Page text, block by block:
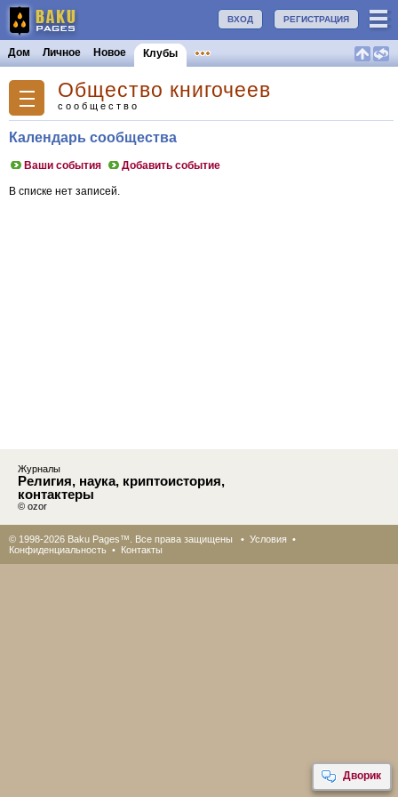
РЕГИСТРАЦИЯ
ВХОД
Дом Личное Новое Клубы
Общество книгочеев
сообщество
Календарь сообщества
Ваши события Добавить событие
В списке нет записей.
Дворик
Журналы
Религия, наука, криптоистория,
контактеры
© ozor
© 1998-2026 Baku Pages™. Все права защищены • Условия •
Конфиденциальность • Контакты